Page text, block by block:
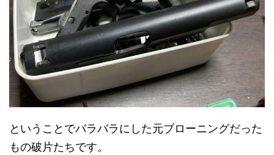
ということでバラバラにした元ブローニングだった
もの破片たちです。